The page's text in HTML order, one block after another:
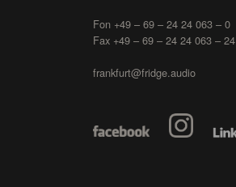
Fon +49 – 69 – 24 24 063 – 0
Fax +49 – 69 – 24 24 063 – 24
frankfurt@fridge.audio